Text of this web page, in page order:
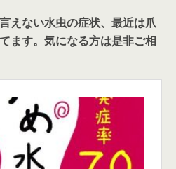
えない水虫の症状、最近は爪
ます。気になる方は是非ご相